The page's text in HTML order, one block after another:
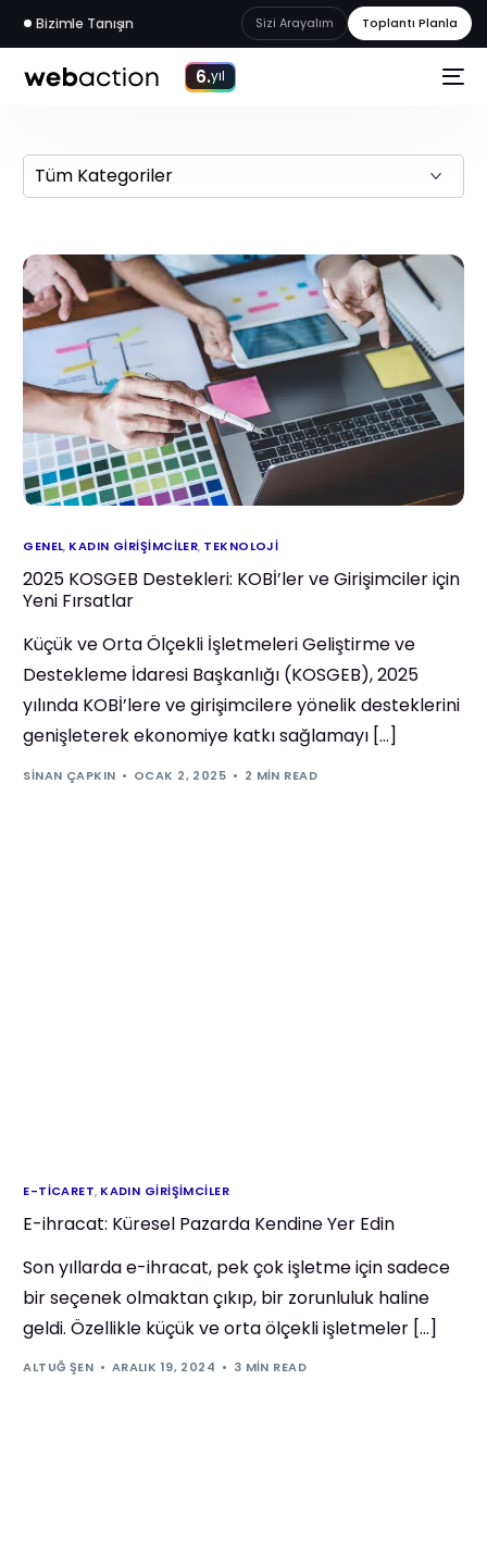
Bizimle Tanışın Sizi Arayalım Toplantı Planla
6.yıl
GENEL, KADIN GIRIŞIMCILER, TEKNOLOJI
2025 KOSGEB Destekleri: KOBİ’ler ve Girişimciler için
Yeni Fırsatlar
Küçük ve Orta Ölçekli İşletmeleri Geliştirme ve
Destekleme İdaresi Başkanlığı (KOSGEB), 2025
yılında KOBİ’lere ve girişimcilere yönelik desteklerini
genişleterek ekonomiye katkı sağlamayı […]
SINAN ÇAPKIN OCAK 2, 2025 2 MIN READ
E-TICARET, KADIN GIRIŞIMCILER
E-ihracat: Küresel Pazarda Kendine Yer Edin
Son yıllarda e-ihracat, pek çok işletme için sadece
bir seçenek olmaktan çıkıp, bir zorunluluk haline
geldi. Özellikle küçük ve orta ölçekli işletmeler […]
ALTUĞ ŞEN ARALIK 19, 2024 3 MIN READ
webakademi